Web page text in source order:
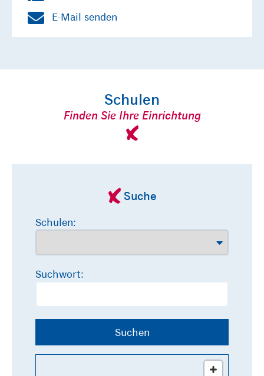
E-Mail senden
Schulen
Finden Sie Ihre Einrichtung
Suche
Schulen:
Suchwort:
Suchen